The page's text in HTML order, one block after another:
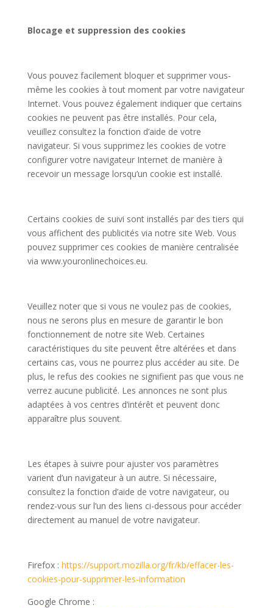
Blocage et suppression des cookies
Vous pouvez facilement bloquer et supprimer vous-
même les cookies à tout moment par votre navigateur
Internet. Vous pouvez également indiquer que certains
cookies ne peuvent pas être installés. Pour cela,
veuillez consultez la fonction d’aide de votre
navigateur. Si vous supprimez les cookies de votre
configurer votre navigateur Internet de manière à
recevoir un message lorsqu’un cookie est installé.
Certains cookies de suivi sont installés par des tiers qui
vous affichent des publicités via notre site Web. Vous
pouvez supprimer ces cookies de manière centralisée
via www.youronlinechoices.eu.
Veuillez noter que si vous ne voulez pas de cookies,
nous ne serons plus en mesure de garantir le bon
fonctionnement de notre site Web. Certaines
caractéristiques du site peuvent être altérées et dans
certains cas, vous ne pourrez plus accéder au site. De
plus, le refus des cookies ne signifient pas que vous ne
verrez aucune publicité. Les annonces ne sont plus
adaptées à vos centres d’intérêt et peuvent donc
apparaître plus souvent.
Les étapes à suivre pour ajuster vos paramètres
varient d’un navigateur à un autre. Si nécessaire,
consultez la fonction d’aide de votre navigateur, ou
rendez-vous sur l’un des liens ci-dessous pour accéder
directement au manuel de votre navigateur.
Firefox : https://support.mozilla.org/fr/kb/effacer-les-
cookies-pour-supprimer-les-information
Google Chrome :